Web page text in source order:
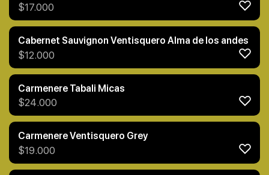
$17.000
Cabernet Sauvignon Ventisquero Alma de los andes
$12.000
Carmenere Tabali Micas
$24.000
Carmenere Ventisquero Grey
$19.000